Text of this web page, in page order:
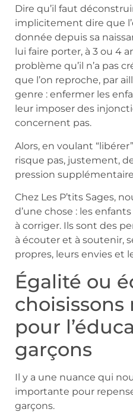
Dire qu’il faut
implicitement dire que
donnée depuis sa
lui faire porter, à 3 ou 4
problème qu’il n’a pas
que l’on reproche, par
genre : enfermer les
leur imposer des
concernent pas.
Alors, en voulant
risque pas, justement,
pression
Chez Les P’tits Sages,
d’une chose : les
à corriger. Ils sont des
à écouter et à soutenir,
propres, leurs envies et
Égalité ou
choisissons
pour
garçons
Il y a une nuance qui
importante pour
garçons.